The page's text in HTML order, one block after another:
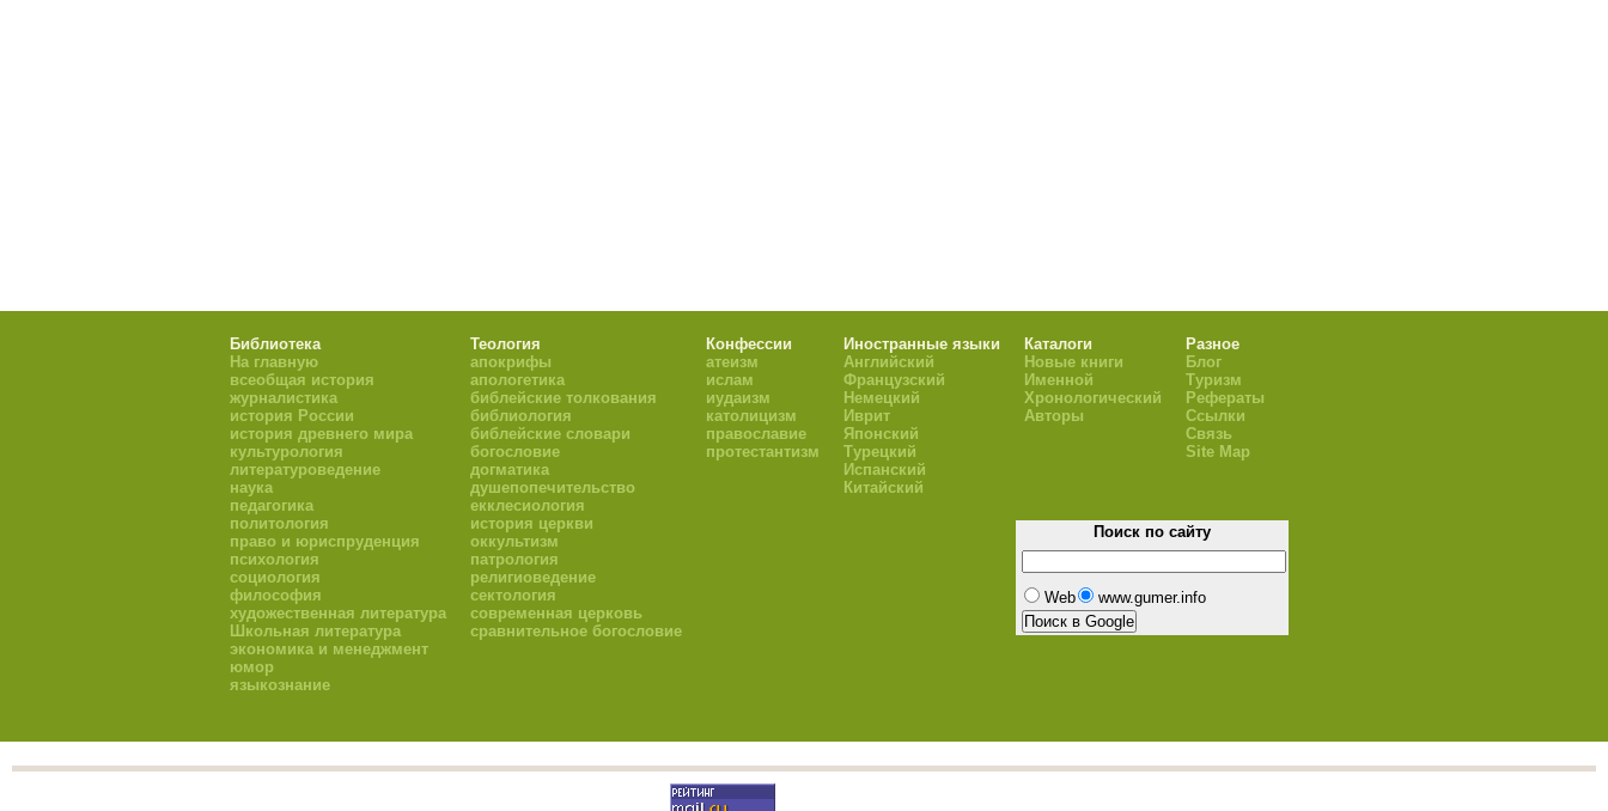
Библиотека
На главную
всеобщая история
журналистика
история России
история древнего мира
культурология
литературоведение
наука
педагогика
политология
право и юриспруденция
психология
социология
философия
художественная литература
Школьная литература
экономика и менеджмент
юмор
языкознание
Теология
апокрифы
апологетика
библейские толкования
библиология
библейские словари
богословие
догматика
душепопечительство
екклесиология
история церкви
оккультизм
патрология
религиоведение
сектология
современная церковь
сравнительное богословие
Конфессии
атеизм
ислам
иудаизм
католицизм
православие
протестантизм
Иностранные языки
Английский
Французский
Немецкий
Иврит
Японский
Турецкий
Испанский
Китайский
Каталоги
Новые книги
Именной
Хронологический
Авторы
Разное
Блог
Туризм
Рефераты
Ссылки
Связь
Site Map
Поиск по сайту
Web www.gumer.info